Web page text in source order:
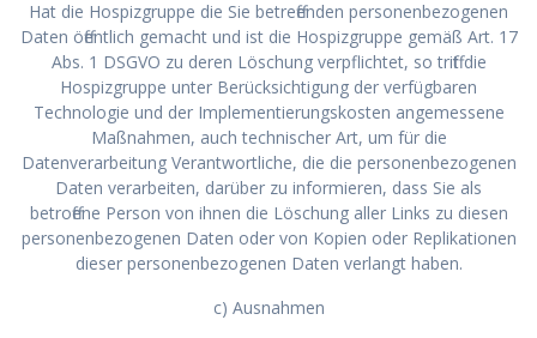
Hat die Hospizgruppe die Sie betreffenden personenbezogenen
Daten öffentlich gemacht und ist die Hospizgruppe gemäß Art. 17
Abs. 1 DSGVO zu deren Löschung verpflichtet, so trifft die
Hospizgruppe unter Berücksichtigung der verfügbaren
Technologie und der Implementierungskosten angemessene
Maßnahmen, auch technischer Art, um für die
Datenverarbeitung Verantwortliche, die die personenbezogenen
Daten verarbeiten, darüber zu informieren, dass Sie als
betroffene Person von ihnen die Löschung aller Links zu diesen
personenbezogenen Daten oder von Kopien oder Replikationen
dieser personenbezogenen Daten verlangt haben.
c) Ausnahmen